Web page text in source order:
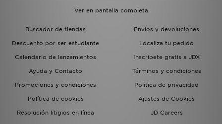
Ver en pantalla completa
Buscador de tiendas
Envíos y devoluciones
Descuento por ser estudiante
Localiza tu pedido
Calendario de lanzamientos
Inscríbete gratis a JDX
Ayuda y Contacto
Términos y condiciones
Promociones y condiciones
Política de privacidad
Política de cookies
Ajustes de Cookies
Resolución litigios en línea
JD Careers